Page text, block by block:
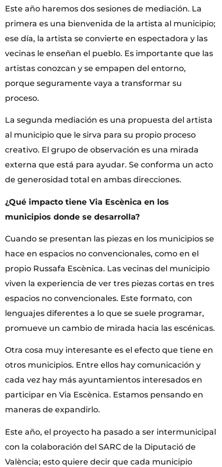
Este año haremos dos sesiones de mediación. La
primera es una bienvenida de la artista al municipio;
ese día, la artista se convierte en espectadora y las
vecinas le enseñan el pueblo. Es importante que las
artistas conozcan y se empapen del entorno,
porque seguramente vaya a transformar su
proceso.
La segunda mediación es una propuesta del artista
al municipio que le sirva para su propio proceso
creativo. El grupo de observación es una mirada
externa que está para ayudar. Se conforma un acto
de generosidad total en ambas direcciones.
¿Qué impacto tiene Via Escènica en los
municipios donde se desarrolla?
Cuando se presentan las piezas en los municipios se
hace en espacios no convencionales, como en el
propio Russafa Escènica. Las vecinas del municipio
viven la experiencia de ver tres piezas cortas en tres
espacios no convencionales. Este formato, con
lenguajes diferentes a lo que se suele programar,
promueve un cambio de mirada hacia las escénicas.
Otra cosa muy interesante es el efecto que tiene en
otros municipios. Entre ellos hay comunicación y
cada vez hay más ayuntamientos interesados en
participar en Via Escènica. Estamos pensando en
maneras de expandirlo.
Este año, el proyecto ha pasado a ser intermunicipal
con la colaboración del SARC de la Diputació de
València; esto quiere decir que cada municipio